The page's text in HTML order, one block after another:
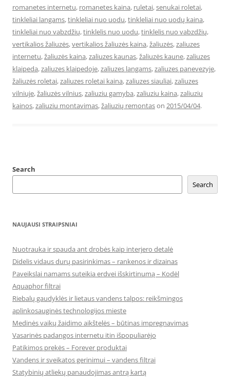
romanetes internetu, romanetes kaina, ruletai,senukai roletai,
tinkleliai langams,tinkleliai nuo uodu,tinkleliai nuo uodų kaina,
tinkleliai nuo vabzdžių,tinklelis nuo uodu,tinklelis nuo vabzdžių,
vertikalios žaliuzės,vertikalios žaliuzės kaina,žaliuzės,zaliuzes
internetu,žaliuzės kaina,zaliuzes kaunas,žaliuzės kaune,zaliuzes
klaipeda,zaliuzes klaipedoje,zaliuzes langams,zaliuzes panevezyje,
žaliuzės roletai,zaliuzes roletai kaina,zaliuzes siauliai,zaliuzes
vilniuje,žaliuzės vilnius,zaliuziu gamyba,zaliuziu kaina,zaliuziu
kainos,zaliuziu montavimas,žaliuzių remontason 2015/04/04.
Search
Search
NAUJAUSI STRAIPSNIAI
Nuotrauka ir spauda ant drobės kaip interjero detalė
Didelis vidaus durų pasirinkimas – rankenos ir dizainas
Paveikslai namams suteikia erdvei išskirtinumą – Kodėl
Aquaphor filtrai
Riebalų gaudyklės ir lietaus vandens talpos: reikšmingos
aplinkosauginės technologijos mieste
Medinės vaikų žaidimo aikštelės – būtinas impregnavimas
Vasarinės padangos internetu itin išpopuliarėjo
Patikimos prekės – Forever produktai
Vandens ir sveikatos gerinimui – vandens filtrai
Statybinių atliekų panaudojimas antrą kartą